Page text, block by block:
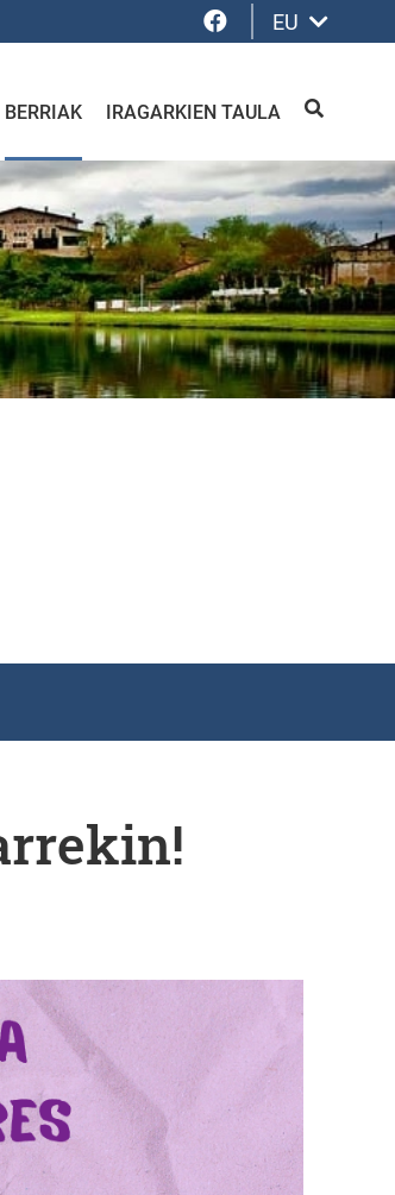
Facebook
EU
BERRIAK IRAGARKIEN TAULA BILATU